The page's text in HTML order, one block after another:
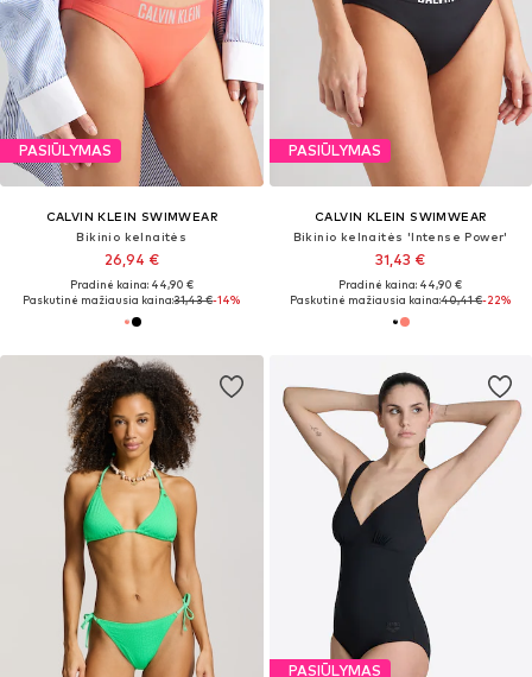
PASIŪLYMAS
CALVIN KLEIN SWIMWEAR
Bikinio kelnaitės
26,94 €
Pradinė kaina: 44,90 €
Paskutinė mažiausia kaina:31,43 €-14%
PASIŪLYMAS
CALVIN KLEIN SWIMWEAR
Bikinio kelnaitės 'Intense Power'
31,43 €
Pradinė kaina: 44,90 €
Paskutinė mažiausia kaina:40,41 €-22%
PASIŪLYMAS